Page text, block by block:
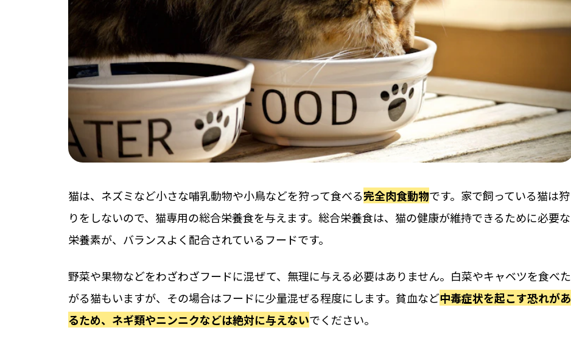
猫は、ネズミなど小さな哺乳動物や小鳥などを狩って食べる完全肉食動物です。家で飼っている猫は狩
りをしないので、猫専用の総合栄養食を与えます。総合栄養食は、猫の健康が維持できるために必要な
栄養素が、バランスよく配合されているフードです。
野菜や果物などをわざわざフードに混ぜて、無理に与える必要はありません。白菜やキャベツを食べた
がる猫もいますが、その場合はフードに少量混ぜる程度にします。貧血など中毒症状を起こす恐れがあ
るため、ネギ類やニンニクなどは絶対に与えないでください。